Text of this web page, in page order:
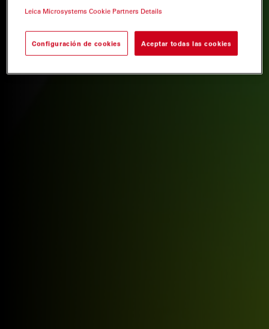
Leica Microsystems Cookie Partners Details
Configuración de cookies Aceptar todas las cookies